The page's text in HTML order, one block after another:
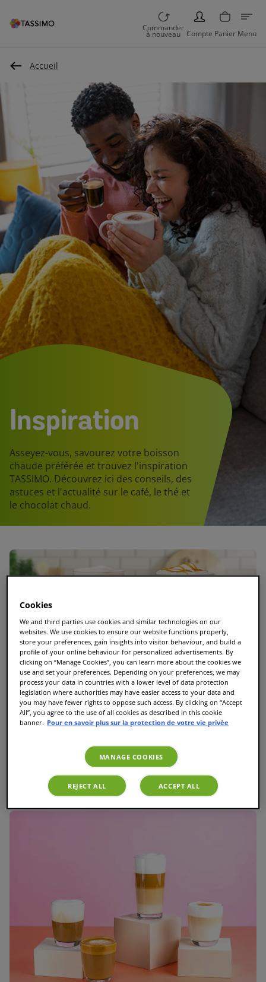
Commander
à nouveau
PERSON
Compte Panier Menu
Accueil
Inspiration
Asseyez-vous, savourez votre boisson
chaude préférée et trouvez l'inspiration
TASSIMO. Découvrez ici des conseils, des
astuces et l'actualité sur le café, le thé et
le chocolat chaud.
Le guide ultime des T Discs TASSIMO : Toutes les
variétés et les meilleures dosettes TASSIMO
Cookies
We and third parties use cookies and similar technologies on our
websites. We use cookies to ensure our website functions properly,
store your preferences, gain insights into visitor behaviour, and build a
profile of your online behaviour for personalized advertisements. By
clicking on “Manage Cookies”, you can learn more about the cookies we
use and set your preferences. Depending on your preferences, we may
process your data in countries with a lower level of data protection
legislation where authorities may have easier access to your data and
you may have fewer rights to oppose such access. By clicking on “Accept
All”, you agree to the use of all cookies as described in this cookie
banner. Pour en savoir plus sur la protection de votre vie privée
MANAGE COOKIES
REJECT ALL ACCEPT ALL